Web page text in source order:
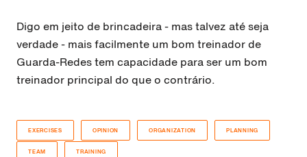
Digo em jeito de brincadeira - mas talvez até seja
verdade - mais facilmente um bom treinador de
Guarda-Redes tem capacidade para ser um bom
treinador principal do que o contrário.
EXERCISES OPINION ORGANIZATION PLANNING
TEAM TRAINING